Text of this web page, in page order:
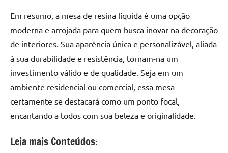
Em resumo, a mesa de resina líquida é uma opção
moderna e arrojada para quem busca inovar na decoração
de interiores. Sua aparência única e personalizável, aliada
à sua durabilidade e resistência, tornam-na um
investimento válido e de qualidade. Seja em um
ambiente residencial ou comercial, essa mesa
certamente se destacará como um ponto focal,
encantando a todos com sua beleza e originalidade.
Leia mais Conteúdos: